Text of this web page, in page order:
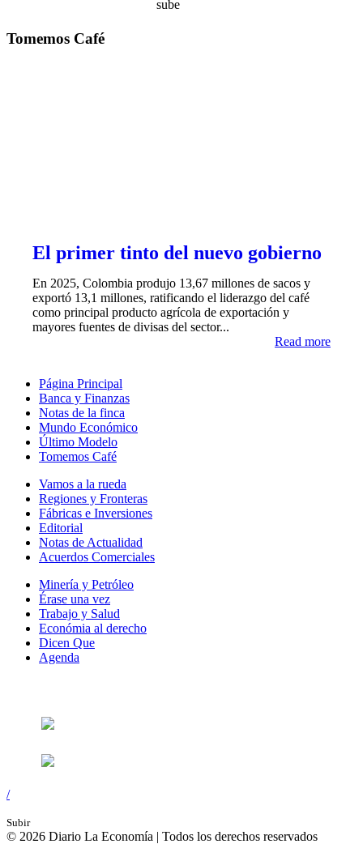
Tomemos Café
El primer tinto del nuevo gobierno
En 2025, Colombia produjo 13,67 millones de sacos y
exportó 13,1 millones, ratificando el liderazgo del café
como principal producto agrícola de exportación y
mayores fuentes de divisas del sector...
Read more
Página Principal
Banca y Finanzas
Notas de la finca
Mundo Económico
Último Modelo
Tomemos Café
Vamos a la rueda
Regiones y Fronteras
Fábricas e Inversiones
Editorial
Notas de Actualidad
Acuerdos Comerciales
Minería y Petróleo
Érase una vez
Trabajo y Salud
Económia al derecho
Dicen Que
Agenda
/
Subir
© 2026 Diario La Economía | Todos los derechos reservados